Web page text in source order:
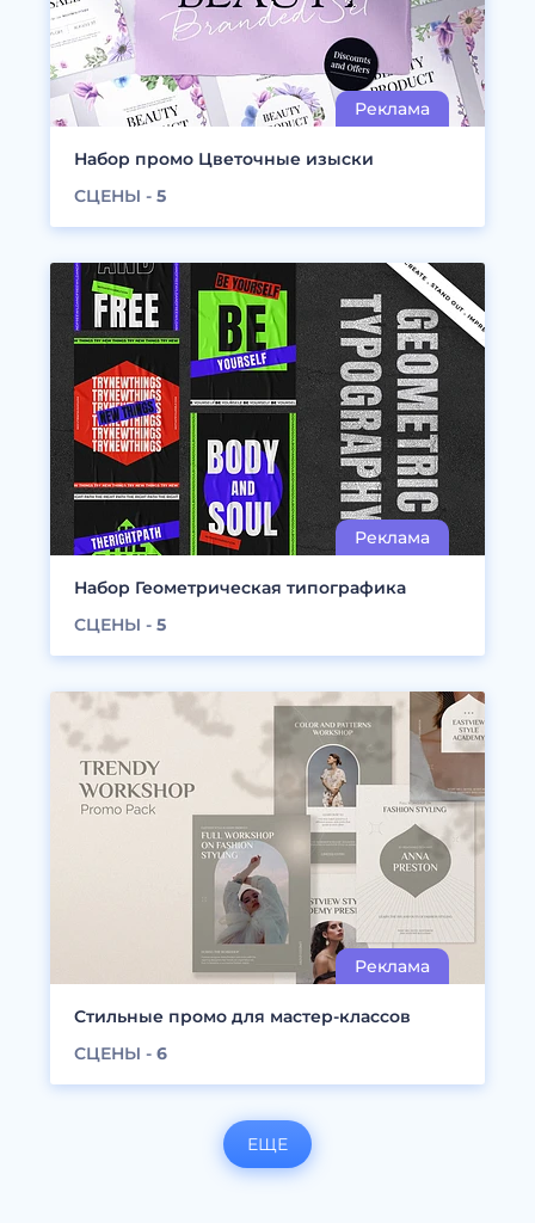
Набор промо Цветочные изыски
СЦЕНЫ - 5
Набор Геометрическая типографика
СЦЕНЫ - 5
Стильные промо для мастер-классов
СЦЕНЫ - 6
ЕЩЕ